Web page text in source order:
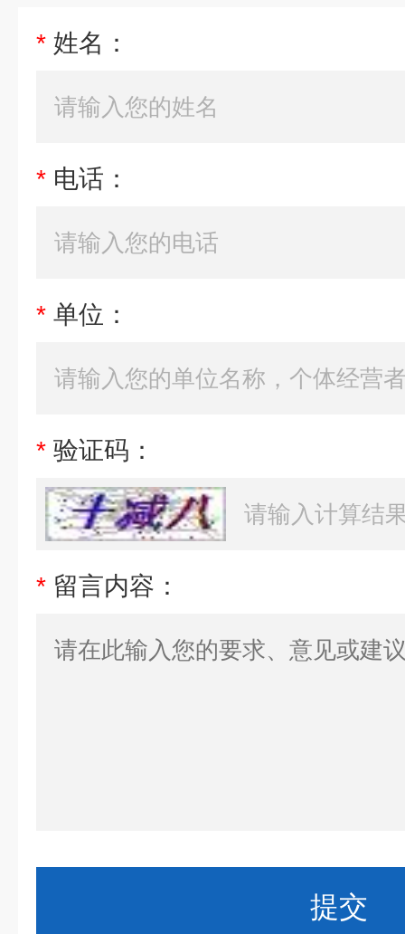
* 姓名：
* 电话：
* 单位：
* 验证码：
* 留言内容：